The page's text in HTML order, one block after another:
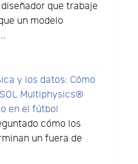
que trabaje
un modelo
y los datos: Cómo
Multiphysics®
en el fútbol
cómo los
un fuera de